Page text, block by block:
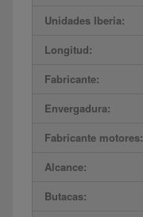
Unidades Iberia:
Longitud:
Fabricante:
Envergadura:
Fabricante motores:
Alcance:
Butacas: